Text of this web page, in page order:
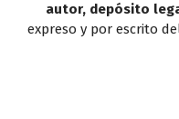
autor, depósito
expreso y por escrito